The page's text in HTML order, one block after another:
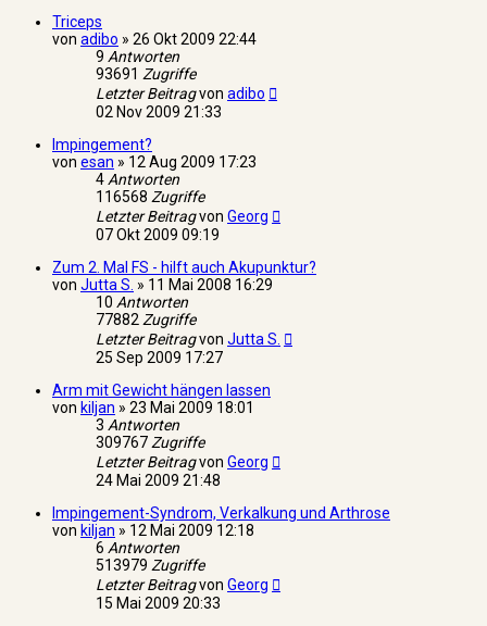
Triceps
von adibo » 26 Okt 2009 22:44
9 Antworten
93691 Zugriffe
Letzter Beitragvon adibo
02 Nov 2009 21:33
Impingement?
von esan » 12 Aug 2009 17:23
4Antworten
116568 Zugriffe
Letzter Beitragvon Georg
07 Okt 2009 09:19
Zum 2. Mal FS - hilft auch Akupunktur?
von Jutta S. » 11 Mai 2008 16:29
10 Antworten
77882Zugriffe
Letzter Beitragvon Jutta S.
25 Sep 2009 17:27
Arm mit Gewicht hängen lassen
von kiljan » 23 Mai 2009 18:01
3 Antworten
309767Zugriffe
Letzter Beitragvon Georg
24 Mai 2009 21:48
Impingement-Syndrom, Verkalkung und Arthrose
von kiljan » 12 Mai 2009 12:18
6 Antworten
513979 Zugriffe
Letzter Beitragvon Georg
15 Mai 2009 20:33